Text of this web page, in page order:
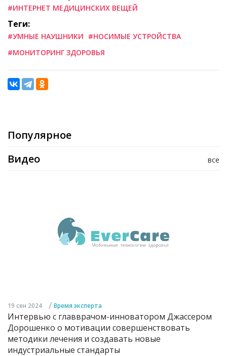
#ИНТЕРНЕТ МЕДИЦИНСКИХ ВЕЩЕЙ
Теги:
#УМНЫЕ НАУШНИКИ #НОСИМЫЕ УСТРОЙСТВА
#МОНИТОРИНГ ЗДОРОВЬЯ
Популярное
все
Видео
19 сен 2024 / Время эксперта
Интервью с главврачом-инноватором Джассером
Дорошенко о мотивации совершенствовать
методики лечения и создавать новые
индустриальные стандарты